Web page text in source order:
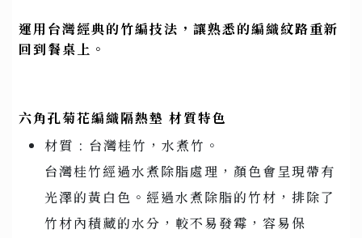
運用台灣經典的竹編技法，讓熟悉的編織紋路重新
回到餐桌上。
六角孔菊花編織隔熱墊 材質特色
材質 : 台灣桂竹，水煮竹。
台灣桂竹經過水煮除脂處理，顏色會呈現帶有
光澤的黃白色。經過水煮除脂的竹材，排除了
竹材內積藏的水分，較不易發霉，容易保